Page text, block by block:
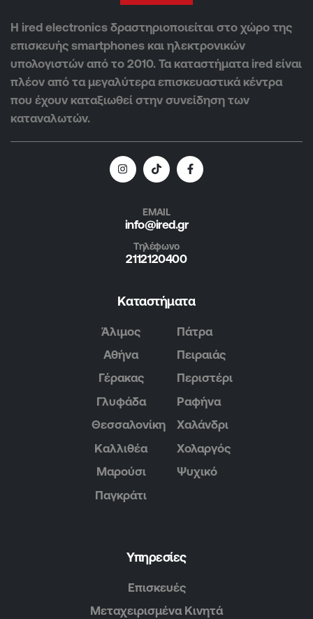
Η ired electronics δραστηριοποιείται στο χώρο της
επισκευής smartphones και ηλεκτρονικών
υπολογιστών από το 2010. Τα καταστήματα ired είναι
πλέον από τα μεγαλύτερα επισκευαστικά κέντρα
που έχουν καταξιωθεί στην συνείδηση των
καταναλωτών.
EMAIL
info@ired.gr
Τηλέφωνο
2112120400
Καταστήματα
Άλιμος
Αθήνα
Γέρακας
Γλυφάδα
Θεσσαλονίκη
Καλλιθέα
Μαρούσι
Παγκράτι
Πάτρα
Πειραιάς
Περιστέρι
Ραφήνα
Χαλάνδρι
Χολαργός
Ψυχικό
Υπηρεσίες
Επισκευές
Μεταχειρισμένα Κινητά